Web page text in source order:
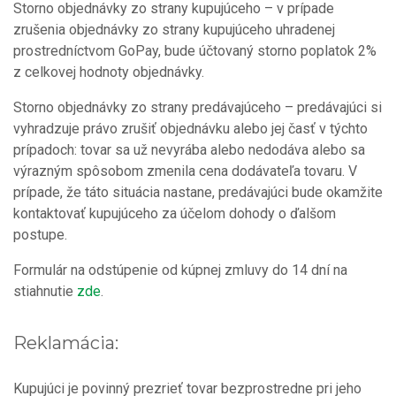
Storno objednávky zo strany kupujúceho – v prípade
zrušenia objednávky zo strany kupujúceho uhradenej
prostredníctvom GoPay, bude účtovaný storno poplatok 2%
z celkovej hodnoty objednávky.
Storno objednávky zo strany predávajúceho – predávajúci si
vyhradzuje právo zrušiť objednávku alebo jej časť v týchto
prípadoch: tovar sa už nevyrába alebo nedodáva alebo sa
výrazným spôsobom zmenila cena dodávateľa tovaru. V
prípade, že táto situácia nastane, predávajúci bude okamžite
kontaktovať kupujúceho za účelom dohody o ďalšom
postupe.
Formulár na odstúpenie od kúpnej zmluvy do 14 dní na
stiahnutie zde.
Reklamácia:
Kupujúci je povinný prezrieť tovar bezprostredne pri jeho